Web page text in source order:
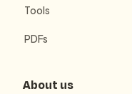
Tools
PDFs
About us